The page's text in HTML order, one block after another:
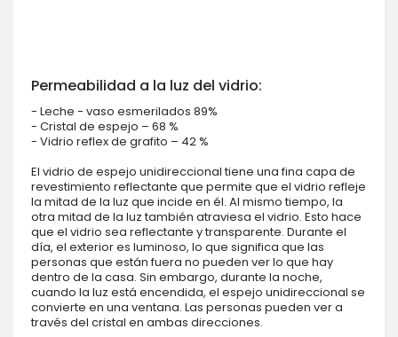
Permeabilidad a la luz del vidrio:
- Leche - vaso esmerilados 89%
- Cristal de espejo – 68 %
- Vidrio reflex de grafito – 42 %
El vidrio de espejo unidireccional tiene una fina capa de
revestimiento reflectante que permite que el vidrio refleje
la mitad de la luz que incide en él. Al mismo tiempo, la
otra mitad de la luz también atraviesa el vidrio. Esto hace
que el vidrio sea reflectante y transparente. Durante el
día, el exterior es luminoso, lo que significa que las
personas que están fuera no pueden ver lo que hay
dentro de la casa. Sin embargo, durante la noche,
cuando la luz está encendida, el espejo unidireccional se
convierte en una ventana. Las personas pueden ver a
través del cristal en ambas direcciones.